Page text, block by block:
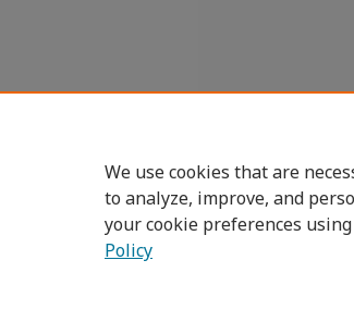
We use cookies that are
to analyze, improve, and
your cookie preferences
Policy